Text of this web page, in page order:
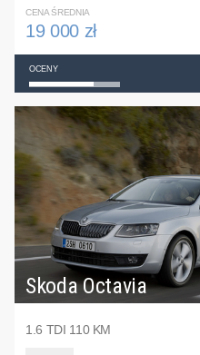
CENA ŚREDNIA
19 000 zł
OCENY
Skoda Octavia
1.6 TDI 110 KM